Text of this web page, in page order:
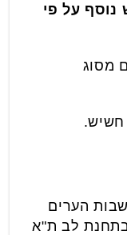
נוסף על פי
מסוג
בגילאי 39, 42 תושבות הערים
בתחנת לב ת"א